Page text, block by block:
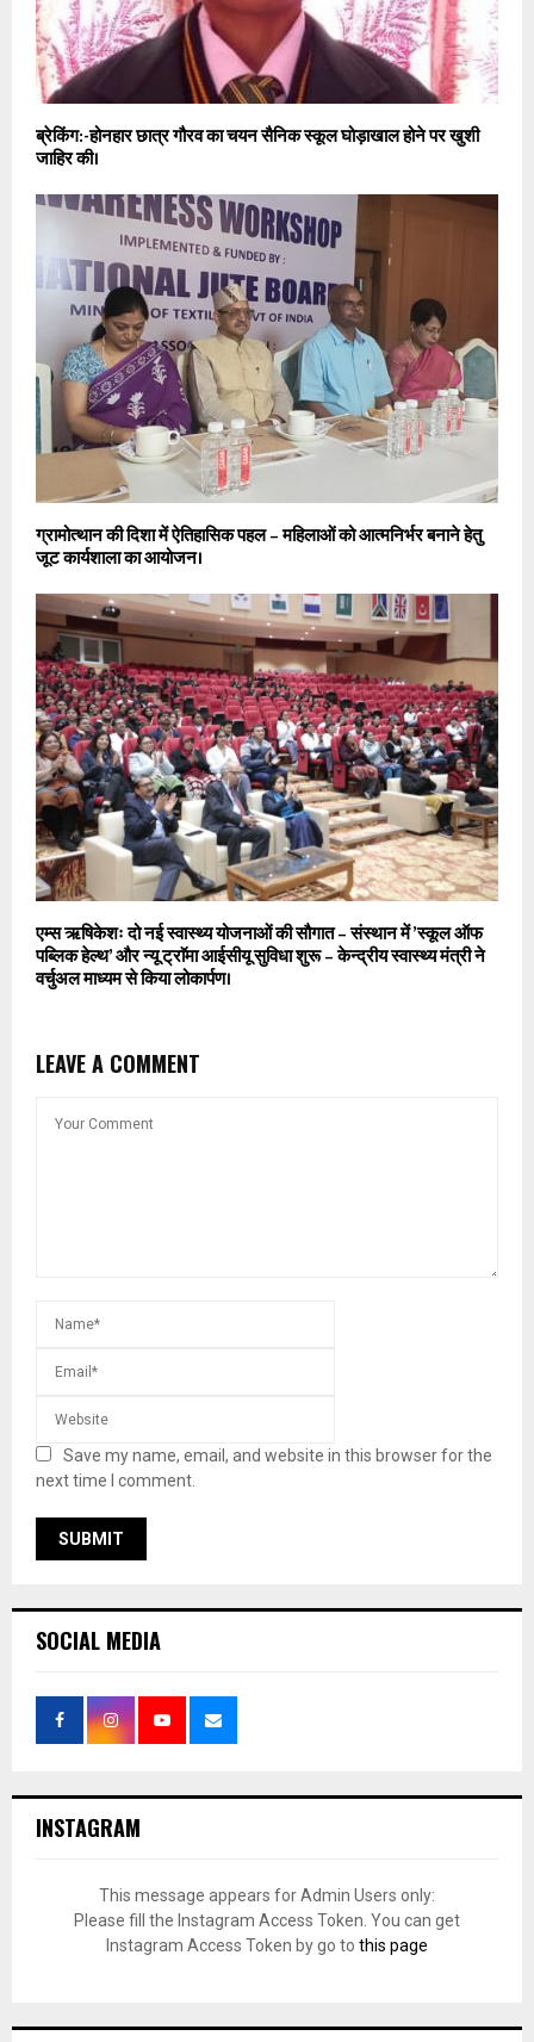
ब्रेकिंग:-होनहार छात्र गौरव का चयन सैनिक स्कूल घोड़ाखाल होने पर खुशी
जाहिर की।
ग्रामोत्थान की दिशा में ऐतिहासिक पहल – महिलाओं को आत्मनिर्भर बनाने हेतु
जूट कार्यशाला का आयोजन।
एम्स ऋषिकेशः दो नई स्वास्थ्य योजनाओं की सौगात – संस्थान में ’स्कूल ऑफ
पब्लिक हेल्थ’ और न्यू ट्राॅमा आईसीयू सुविधा शुरू – केन्द्रीय स्वास्थ्य मंत्री ने
वर्चुअल माध्यम से किया लोकार्पण।
LEAVE A COMMENT
Save my name, email, and website in this browser for the
next time I comment.
SOCIAL MEDIA
INSTAGRAM
This message appears for Admin Users only:
Please fill the Instagram Access Token. You can get
Instagram Access Token by go to this page